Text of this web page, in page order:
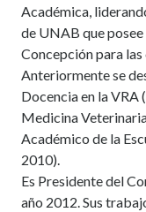
Académica,
de UNAB que
Concepción para las
Anteriormente se
Docencia en la VRA
Medicina
Académico de la
2010).
Es Presidente del
año 2012. Sus